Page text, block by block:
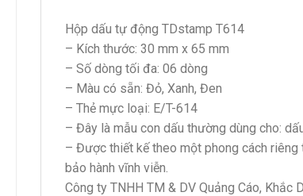
Hộp dấu tự động TDstamp T614
– Kích thước: 30 mm x 65 mm
– Số dòng tối đa: 06 dòng
– Màu có sẵn: Đỏ, Xanh, Đen
– Thẻ mực loại: E/T-614
– Đây là mẫu con dấu thường dùng cho:
– Được thiết kế theo một phong cách
bảo hành vĩnh viễn.
Công ty TNHH TM & DV Quảng Cáo, Khắc